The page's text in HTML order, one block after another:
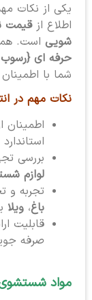
یکی از نکات
اطلاع از قیمت
شوییاست.
حرفه ای {رسوب
شما با
نکات مهم در
اطمینان
بررسی
لوازم
تجربه و
باغ، ویلا
قابلیت
صرفه
مواد شستشوی